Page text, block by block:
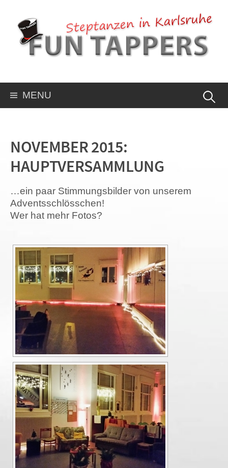
MENU
NOVEMBER 2015:
HAUPTVERSAMMLUNG
…ein paar Stim­mungs­bil­der von unse­rem
Adventsschlösschen!
Wer hat mehr Fotos?